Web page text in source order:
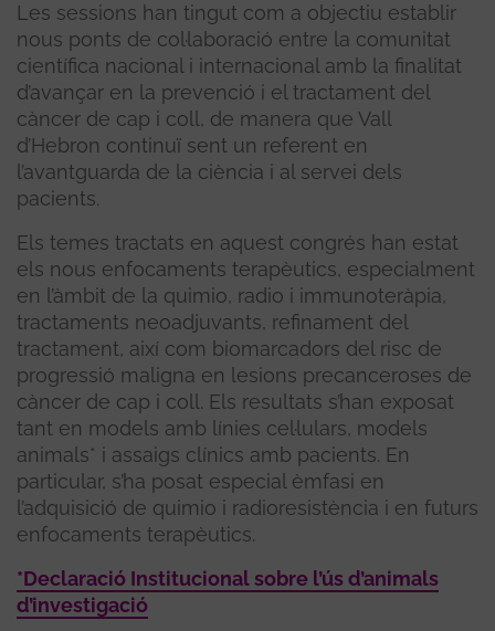
Les sessions han tingut com a objectiu establir
nous ponts de col·laboració entre la comunitat
científica nacional i internacional amb la finalitat
d’avançar en la prevenció i el tractament del
càncer de cap i coll, de manera que Vall
d’Hebron continuï sent un referent en
l’avantguarda de la ciència i al servei dels
pacients.
Els temes tractats en aquest congrés han estat
els nous enfocaments terapèutics, especialment
en l’àmbit de la quimio, radio i immunoteràpia,
tractaments neoadjuvants, refinament del
tractament, així com biomarcadors del risc de
progressió maligna en lesions precanceroses de
càncer de cap i coll. Els resultats s’han exposat
tant en models amb línies cel·lulars, models
animals* i assaigs clínics amb pacients. En
particular, s’ha posat especial èmfasi en
l’adquisició de quimio i radioresistència i en futurs
enfocaments terapèutics.
*Declaració Institucional sobre l’ús d’animals
d’investigació